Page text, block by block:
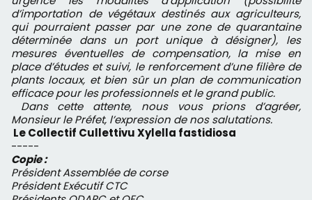
d’importation de végétaux destinés aux agriculteurs,
qui pourraient passer par une zone de quarantaine
déterminée dans un port unique à désigner), les
mesures éventuelles de compensation, la mise en
place d’études et suivi, le renforcement d’une filière de
plants locaux, et bien sûr un plan de communication
efficace pour les professionnels et le grand public.
Dans cette attente, nous vous prions d’agréer,
Monsieur le Préfet, l’expression de nos salutations.
Le Collectif Cullettivu Xylella fastidiosa
-----
Copie :
Président Assemblée de corse
Président Exécutif CTC